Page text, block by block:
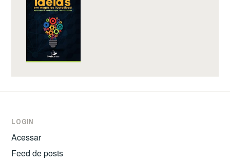
LOGIN
Acessar
Feed de posts